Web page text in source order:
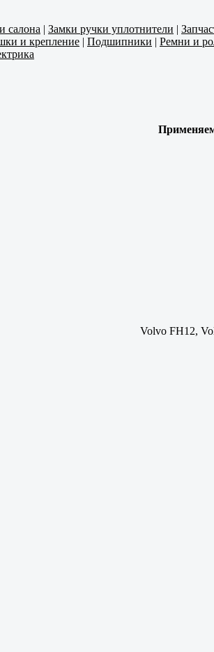
салона | Замки ручки уплотнители |
и крепление | Подшипники | Ремни и
Volvo FH12,